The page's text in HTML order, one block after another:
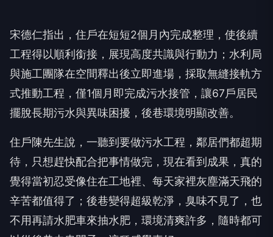
宋德仁指出，住戶在短短2個月內完成整理，使後續
工程得以順利銜接，展現高度共識與行動力；水利局
與施工團隊在空間釋出後立即進場，採取無縫接軌方
式推動工程，僅1個月即完成污水接管，讓67戶居民
擺脫長期污水與異味困擾，後巷環境明顯改善。
住戶陳先生說，一聽到要做污水工程，鄰居們都超期
待，只想趕快配合把事情做完，現在看到成果，真的
覺得當初忍受像住在工地裡、每天家裡灰塵滿天飛的
辛苦都值得了；後巷變得超級乾淨，臭味不見了，也
不用再請水肥車來抽水肥，環境清爽許多，隨時都可